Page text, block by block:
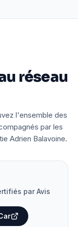
réseau
l'ensemble des
par les
Adrien Balavoine.
par Avis